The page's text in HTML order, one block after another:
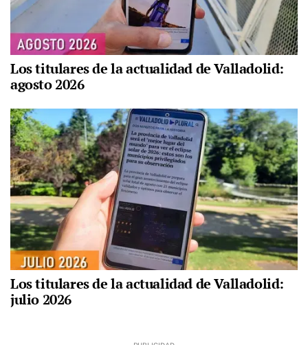
Los titulares de la actualidad de Valladolid:
agosto 2026
Los titulares de la actualidad de Valladolid:
julio 2026